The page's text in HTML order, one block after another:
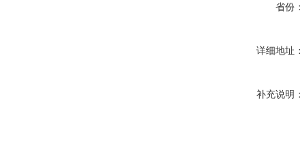
省份：
详细地址：
补充说明：